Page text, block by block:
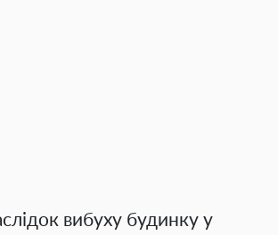
вибуху будинку у